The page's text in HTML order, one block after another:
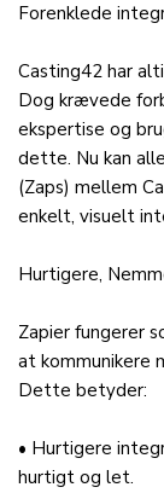
Forenklede
Casting42 har
Dog krævede
ekspertise og
dette. Nu kan
(Zaps) mellem
enkelt, visuelt
Hurtigere,
Zapier fungerer
at kommunikere
Dette betyder:
• Hurtigere
hurtigt og let.